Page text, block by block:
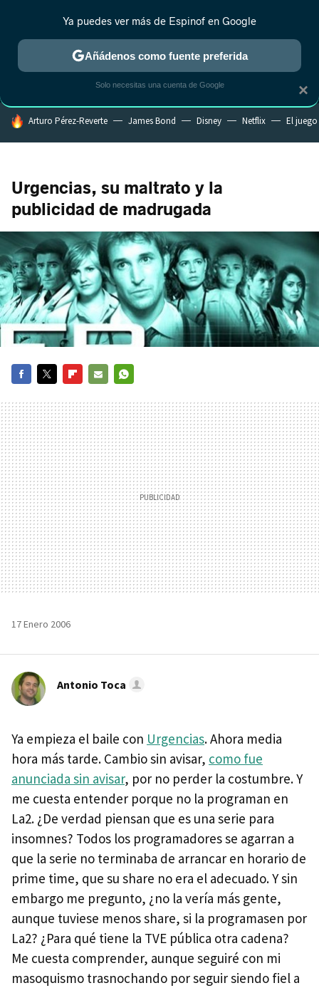
MENÚ NUEVO
ESTRENOS REALITY ANIME RANKINGS CINE
HOY SE HABLA DE
Arturo Pérez-Reverte James Bond Disney Netflix El
Urgencias, su maltrato y la
publicidad de madrugada
MAIL
17 Enero 2006
Antonio Toca
Ya empieza el baile con Urgencias. Ahora media
hora más tarde. Cambio sin avisar, como fue
anunciada sin avisar, por no perder la costumbre. Y
me cuesta entender porque no la programan en
La2. ¿De verdad piensan que es una serie para
insomnes? Todos los programadores se agarran a
que la serie no terminaba de arrancar en horario de
prime time, que su share no era el adecuado. Y sin
embargo me pregunto, ¿no la vería más gente,
aunque tuviese menos share, si la programasen por
La2? ¿Para qué tiene la TVE pública otra cadena?
Me cuesta comprender, aunque seguiré con mi
masoquismo trasnochando por seguir siendo fiel a
×
Ya puedes ver más de Espinof en Google
Añádenos como fuente preferida
Solo necesitas una cuenta de Google